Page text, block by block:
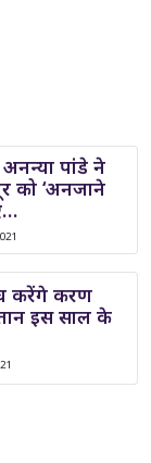
पांडे ने
को ‘अनजाने
करेंगे करण
इस साल के